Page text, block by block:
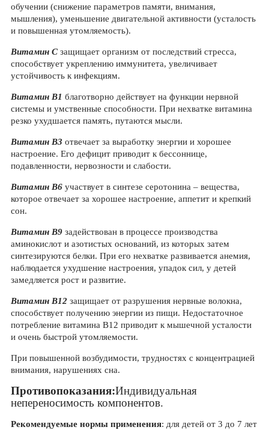
обучении (снижение параметров памяти, внимания,
мышления), уменьшение двигательной активности (усталость
и повышенная утомляемость).
Витамин Сзащищает организм от последствий стресса,
способствует укреплению иммунитета, увеличивает
устойчивость к инфекциям.
Витамин В1 благотворно действует на функции нервной
системы и умственные способности. При нехватке витамина
резко ухудшается память, путаются мысли.
Витамин В3 отвечает за выработку энергии и хорошее
настроение. Его дефицит приводит к бессоннице,
подавленности, нервозности и слабости.
Витамин В6участвует в синтезе серотонина – вещества,
которое отвечает за хорошее настроение, аппетит и крепкий
сон.
Витамин В9задействован в процессе производства
аминокислот и азотистых оснований, из которых затем
синтезируются белки. При его нехватке развивается анемия,
наблюдается ухудшение настроения, упадок сил, у детей
замедляется рост и развитие.
Витамин В12защищает от разрушения нервные волокна,
способствует получению энергии из пищи. Недостаточное
потребление витамина В12 приводит к мышечной усталости
и очень быстрой утомляемости.
При повышенной возбудимости, трудностях с концентрацией
внимания, нарушениях сна.
Противопоказания:Индивидуальная
непереносимость компонентов.
Рекомендуемые нормы применения: для детей от 3 до 7 лет